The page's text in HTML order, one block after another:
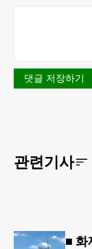
댓글 저장하기
관련기사